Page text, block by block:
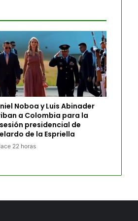
Noboa y Luis Abinader
a Colombia para la
presidencial de
de la Espriella
22 horas